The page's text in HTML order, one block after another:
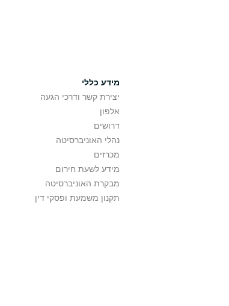
מידע כללי
יצירת קשר ודרכי הגעה
אלפון
דרושים
נהלי האוניברסיטה
מכרזים
מידע לשעת חירום
מבקרת האוניברסיטה
תקנון משמעת ופסקי דין